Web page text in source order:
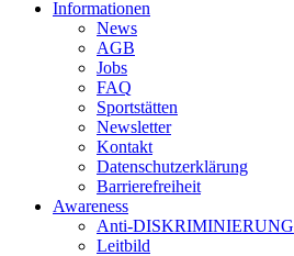
Informationen
News
AGB
Jobs
FAQ
Sportstätten
Newsletter
Kontakt
Datenschutzerklärung
Barrierefreiheit
Awareness
Anti-DISKRIMINIERUNG
Leitbild